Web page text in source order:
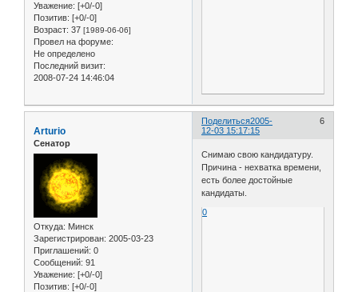
Уважение: [+0/-0]
Позитив: [+0/-0]
Возраст: 37 [1989-06-06]
Провел на форуме:
Не определено
Последний визит:
2008-07-24 14:46:04
Поделиться 6
2005-
12-03 15:17:15
Arturio
Сенатор
Откуда: Минск
Зарегистрирован: 2005-03-23
Приглашений: 0
Сообщений: 91
Уважение: [+0/-0]
Позитив: [+0/-0]
Снимаю свою кандидатуру.
Причина - нехватка времени,
есть более достойные
кандидаты.
0